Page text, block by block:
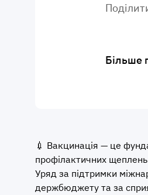
Більше
💉 Вакцинація — це
профілактичних
Уряд за підтримки
держбюджету та за